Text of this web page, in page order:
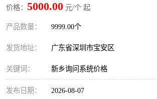
价格： 5000.00 元/个 起
产品数量： 9999.00个
发货地址： 广东省深圳市宝安区
关键词： 新乡询问系统价格
发布日期： 2026-08-07